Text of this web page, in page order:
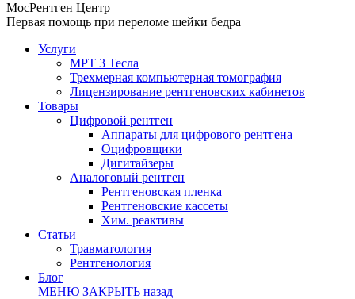
МосРентген Центр
Первая помощь при переломе шейки бедра
Услуги
МРТ 3 Тесла
Трехмерная компьютерная томография
Лицензирование рентгеновских кабинетов
Товары
Цифровой рентген
Аппараты для цифрового рентгена
Оцифровщики
Дигитайзеры
Аналоговый рентген
Рентгеновская пленка
Рентгеновские кассеты
Хим. реактивы
Статьи
Травматология
Рентгенология
Блог
МЕНЮ ЗАКРЫТЬ назад